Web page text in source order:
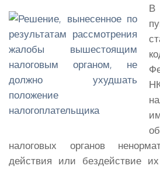
В
налоговых органов
действия или бездействие